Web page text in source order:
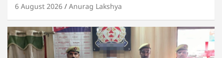
6 August 2026 Anurag Lakshya